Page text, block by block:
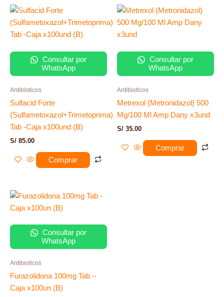
Consultar por
WhatsApp
Antibioticos
Sulfacid Forte
(Sulfametoxazol+Trimetoprima)
Tab -Caja x100und (B)
S/ 85.00
Comprar
Consultar por
WhatsApp
Antibioticos
Metrexol (Metronidazol) 500
Mg/100 Ml Amp Dany x3und
S/ 35.00
Comprar
Consultar por
WhatsApp
Antibioticos
Furazolidona 100mg Tab –
Caja x100un (B)